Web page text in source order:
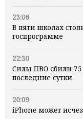
23:06
В пяти школах
госпрограмме
22:30
Силы ПВО сбили
последние сутки
20:09
iPhone может